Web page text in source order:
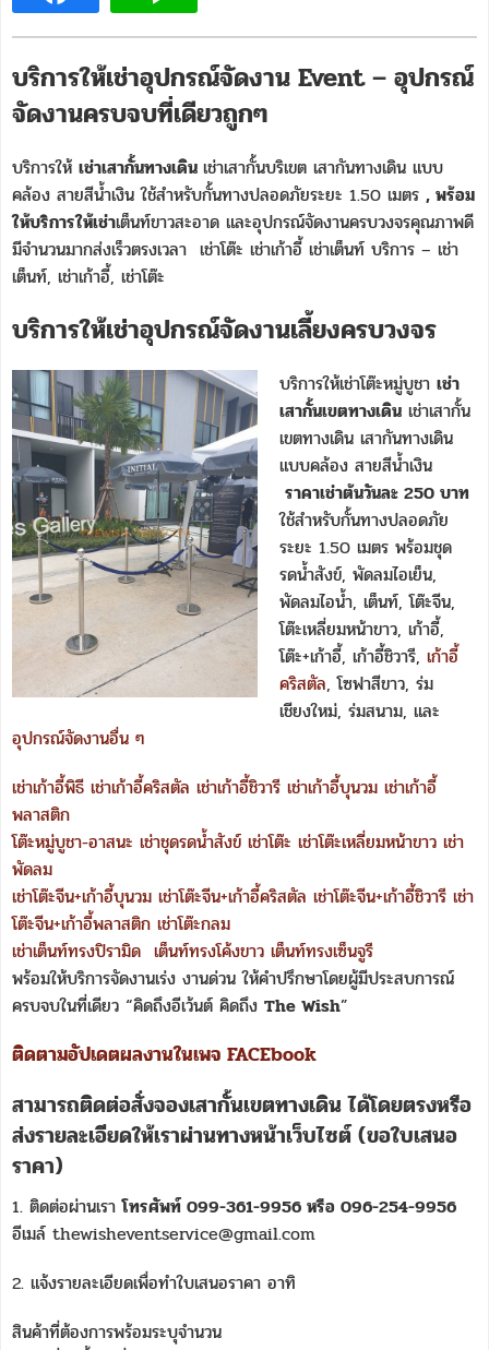
บริการให้เช่าอุปกรณ์จัดงาน Event – อุปกรณ์
จัดงานครบจบที่เดียวถูกๆ
บริการให้ เช่าเสากั้นทางเดิน เช่าเสากั้นบริเขต เสากันทางเดิน แบบ
คล้อง สายสีน้ำเงิน ใช้สำหรับกั้นทางปลอดภัยระยะ 1.50 เมตร , พร้อม
ให้บริการให้เช่าเต็นท์ขาวสะอาด และอุปกรณ์จัดงานครบวงจรคุณภาพดี
มีจำนวนมากส่งเร็วตรงเวลา เช่าโต๊ะ เช่าเก้าอี้ เช่าเต็นท์ บริการ – เช่า
เต็นท์, เช่าเก้าอี้, เช่าโต๊ะ
บริการให้เช่าอุปกรณ์จัดงานเลี้ยงครบวงจร
บริการให้เช่าโต๊ะหมู่บูชา เช่า
เสากั้นเขตทางเดิน เช่าเสากั้น
เขตทางเดิน เสากันทางเดิน
แบบคล้อง สายสีน้ำเงิน
ราคาเช่าต้นวันละ 250 บาท
ใช้สำหรับกั้นทางปลอดภัย
ระยะ 1.50 เมตร พร้อมชุด
รดน้ำสังข์, พัดลมไอเย็น,
พัดลมไอน้ำ, เต็นท์, โต๊ะจีน,
โต๊ะเหลี่ยมหน้าขาว, เก้าอี้,
โต๊ะ+เก้าอี้, เก้าอี้ชิวารี, เก้าอี้
คริสตัล, โซฟาสีขาว, ร่ม
เชียงใหม่, ร่มสนาม, และ
อุปกรณ์จัดงานอื่น ๆ
เช่าเก้าอี้พิธี เช่าเก้าอี้คริสตัล เช่าเก้าอี้ชิวารี เช่าเก้าอี้บุนวม เช่าเก้าอี้
พลาสติก
โต๊ะหมู่บูชา-อาสนะ เช่าชุดรดน้ำสังข์ เช่าโต๊ะ เช่าโต๊ะเหลี่ยมหน้าขาว เช่า
พัดลม
เช่าโต๊ะจีน+เก้าอี้บุนวม เช่าโต๊ะจีน+เก้าอี้คริสตัล เช่าโต๊ะจีน+เก้าอี้ชิวารี เช่า
โต๊ะจีน+เก้าอี้พลาสติก เช่าโต๊ะกลม
เช่าเต็นท์ทรงปิรามิด เต็นท์ทรงโค้งขาว เต็นท์ทรงเซ็นจูรี
พร้อมให้บริการจัดงานเร่ง งานด่วน ให้คำปรึกษาโดยผู้มีประสบการณ์
ครบจบในที่เดียว “คิดถึงอีเว้นต์ คิดถึง The Wish”
ติดตามอัปเดตผลงานในเพจ FACEbook
สามารถติดต่อสั่งจองเสากั้นเขตทางเดิน ได้โดยตรงหรือ
ส่งรายละเอียดให้เราผ่านทางหน้าเว็บไซต์ (ขอใบเสนอ
ราคา)
1. ติดต่อผ่านเราโทรศัพท์ 099-361-9956 หรือ 096-254-9956
อีเมล์ thewisheventservice@gmail.com
2. แจ้งรายละเอียดเพื่อทำใบเสนอราคา อาทิ
สินค้าที่ต้องการพร้อมระบุจำนวน